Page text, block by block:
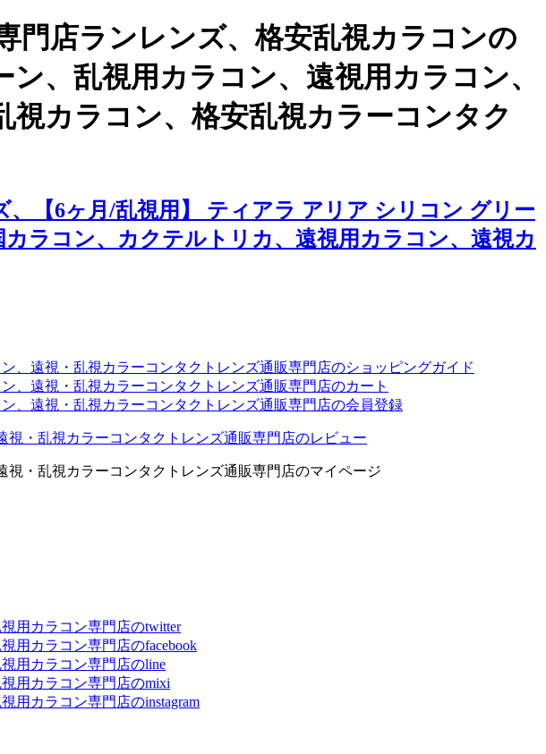
門店ランレンズ、格安乱視カラコンの
、乱視用カラコン、遠視用カラコン、
カラコン、格安乱視カラーコンタク
【6ヶ月/乱視用】 ティアラ アリア シリコン グリー
ラコン、カクテルトリカ、遠視用カラコン、遠視カ
、遠視・乱視カラーコンタクトレンズ通販専門店のショッピングガイド
、遠視・乱視カラーコンタクトレンズ通販専門店のカート
、遠視・乱視カラーコンタクトレンズ通販専門店の会員登録
・乱視カラーコンタクトレンズ通販専門店のレビュー
・乱視カラーコンタクトレンズ通販専門店のマイページ
用カラコン専門店のtwitter
用カラコン専門店のfacebook
用カラコン専門店のline
用カラコン専門店のmixi
用カラコン専門店のinstagram